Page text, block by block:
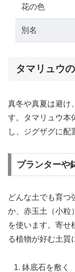
花の色
別名
タマリュウ
真冬や真夏は避け
す。タマリュウ本
し、ジグザグに配
プランターや
どんな土でも育つ
か、赤玉土（小粒
を使います。寄せ
る植物が好む土質
鉢底石を敷く